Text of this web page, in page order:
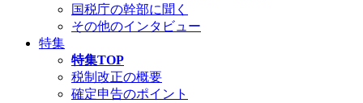
国税庁の幹部に聞く
その他のインタビュー
特集
特集TOP
税制改正の概要
確定申告のポイント